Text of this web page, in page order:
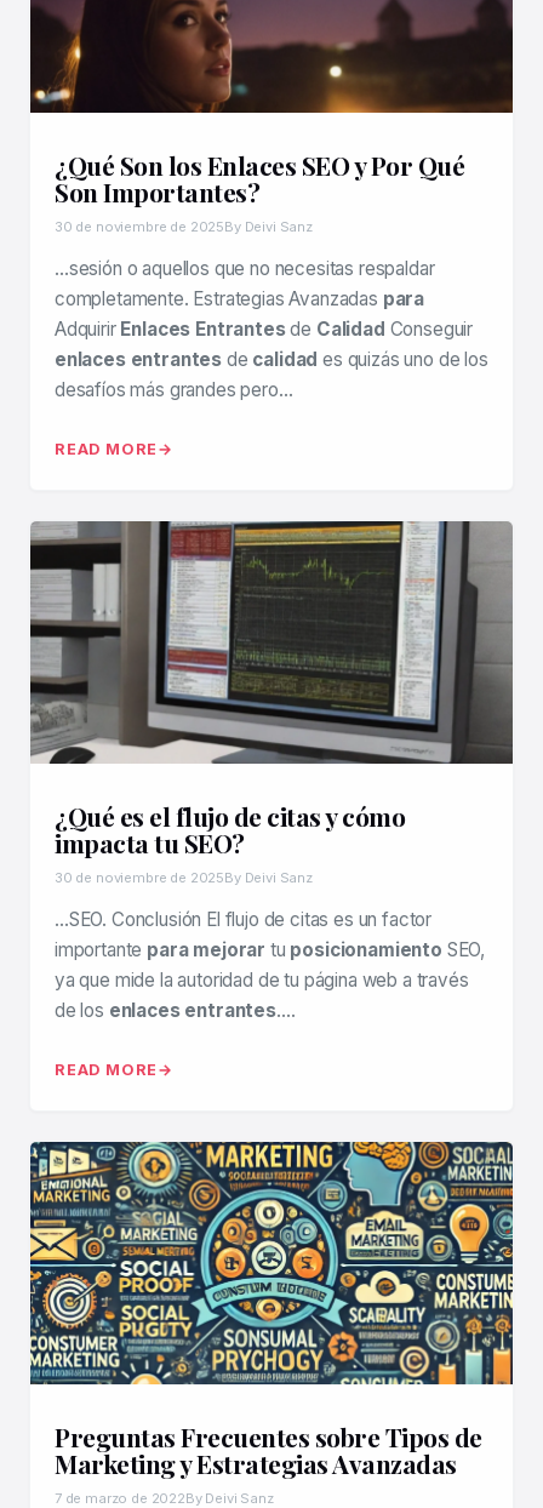
¿Qué Son los Enlaces SEO y Por Qué
Son Importantes?
30 de noviembre de 2025By Deivi Sanz
…sesión o aquellos que no necesitas respaldar
completamente. Estrategias Avanzadas para
Adquirir Enlaces Entrantesde Calidad Conseguir
enlaces entrantes de calidad es quizás uno de los
desafíos más grandes pero…
READ MORE
¿Qué es el flujo de citas y cómo
impacta tu SEO?
30 de noviembre de 2025By Deivi Sanz
…SEO. Conclusión El flujo de citas es un factor
importante para mejorar tu posicionamiento SEO,
ya que mide la autoridad de tu página web a través
de los enlaces entrantes….
READ MORE
Preguntas Frecuentes sobre Tipos de
Marketing y Estrategias Avanzadas
7 de marzo de 2022By Deivi Sanz